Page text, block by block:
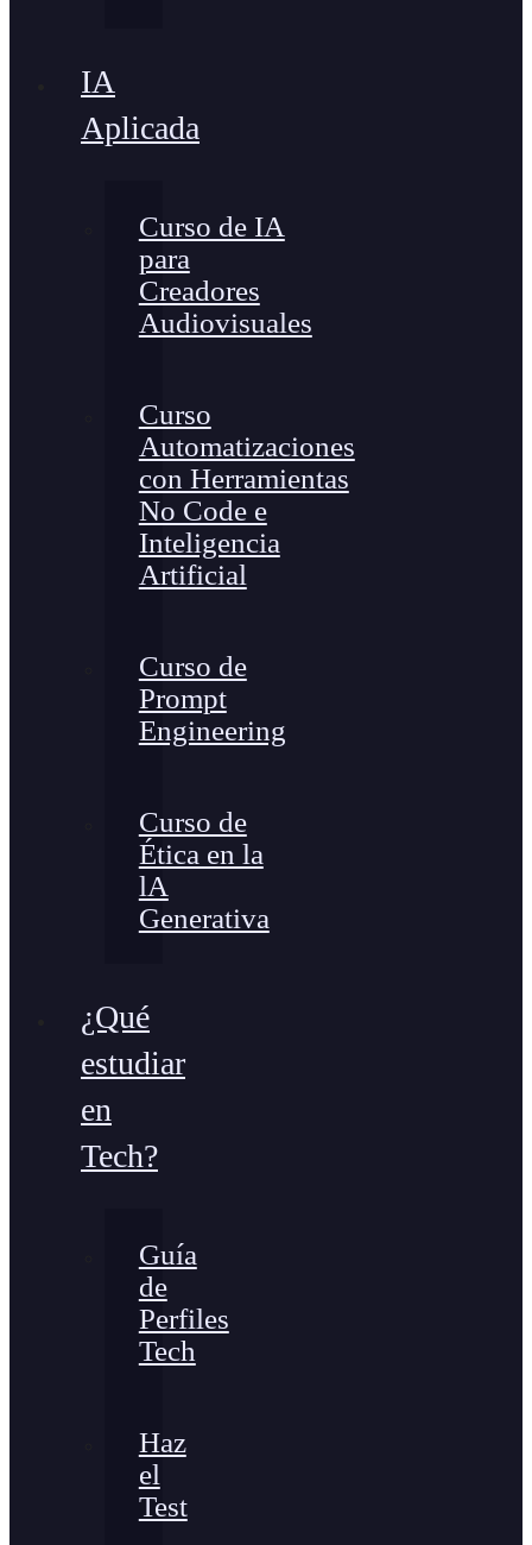
IA
Aplicada
Curso de IA
para
Creadores
Audiovisuales
Curso
Automatizaciones
con Herramientas
No Code e
Inteligencia
Artificial
Curso de
Prompt
Engineering
Curso de
Ética en la
lA
Generativa
¿Qué
estudiar
en
Tech?
Guía
de
Perfiles
Tech
Haz
el
Test